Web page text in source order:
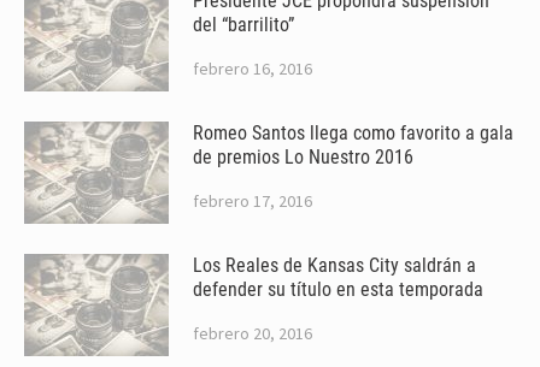
del “barrilito”
febrero 16, 2016
Romeo Santos llega como favorito a gala
de premios Lo Nuestro 2016
febrero 17, 2016
Los Reales de Kansas City saldrán a
defender su título en esta temporada
febrero 20, 2016